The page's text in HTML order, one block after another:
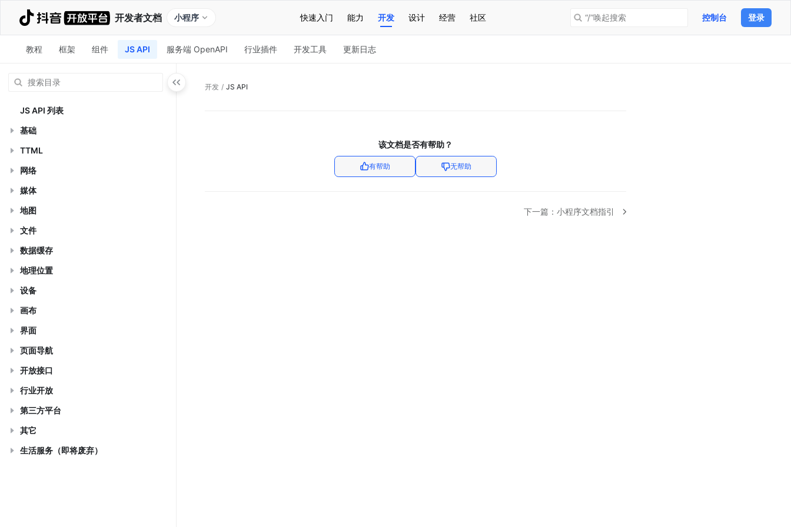
开发者文档 小程序 快速入门 能力 开发 设计 经营 社区 “/”唤起搜索 控制台 登录
教程 框架 组件 JS API 服务端 OpenAPI 行业插件 开发工具 更新日志
JS API 列表
基础
TTML
网络
媒体
地图
文件
数据缓存
地理位置
设备
画布
界面
页面导航
开放接口
行业开放
第三方平台
其它
生活服务（即将废弃）
开发 / JS API
该文档是否有帮助？
有帮助 无帮助
下一篇： 小程序文档指引